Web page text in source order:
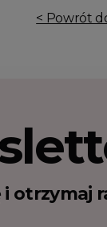
< Powrót
i otrzymaj